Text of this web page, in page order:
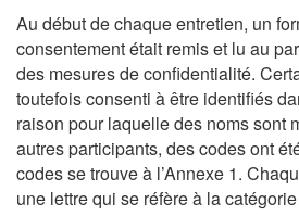
Au début de chaque entretien, un
consentement était remis et lu au
des mesures de confidentialité.
toutefois consenti à être identifiés
raison pour laquelle des noms sont
autres participants, des codes ont
codes se trouve à l’Annexe 1.
une lettre qui se réfère à la